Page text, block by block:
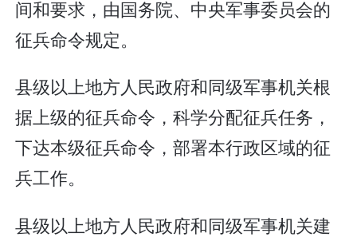
间和要求，由国务院、中央军事委员会的
征兵命令规定。
县级以上地方人民政府和同级军事机关根
据上级的征兵命令，科学分配征兵任务，
下达本级征兵命令，部署本行政区域的征
兵工作。
县级以上地方人民政府和同级军事机关建